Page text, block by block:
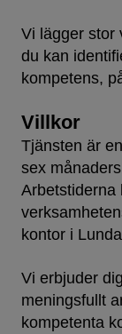
Vi lägger stor
du kan
kompetens,
Villkor
Tjänsten är
sex
Arbetstiderna
kontor i
Vi erbjuder
meningsfullt
kompetenta